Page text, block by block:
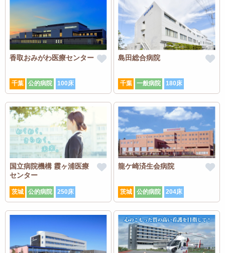
香取おみがわ医療センター
千葉 公的病院 100床
島田総合病院
千葉 一般病院 180床
国立病院機構 霞ヶ浦医療
センター
茨城 公的病院 250床
龍ケ崎済生会病院
茨城 公的病院 204床